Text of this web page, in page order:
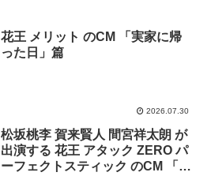
花王 メリット のCM 「実家に帰
った日」篇
2026.07.30
松坂桃李 賀来賢人 間宮祥太朗 が
出演する 花王 アタック ZERO パ
ーフェクトスティック のCM 「落